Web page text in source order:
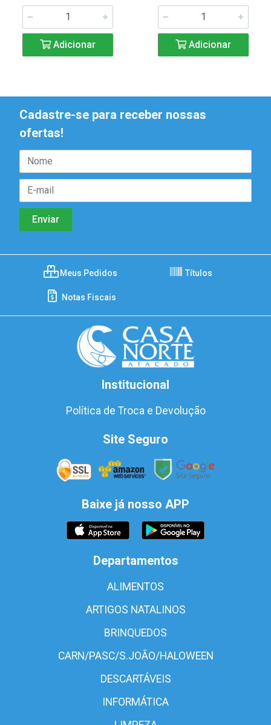
Adicionar Adicionar
Cadastre-se para receber nossas
ofertas!
Meus Pedidos Títulos
Notas Fiscais
Institucional
Política de Troca e Devolução
Site Seguro
Baixe já nosso APP
Departamentos
ALIMENTOS
ARTIGOS NATALINOS
BRINQUEDOS
CARN/PASC/S.JOÃO/HALOWEEN
DESCARTÁVEIS
INFORMÁTICA